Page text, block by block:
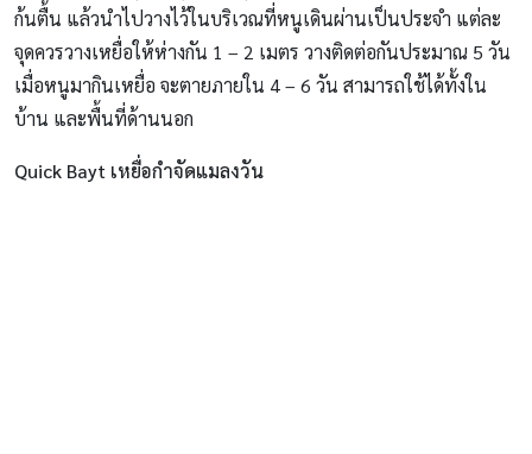
ก้นตื้น แล้วนำไปวางไว้ในบริเวณที่หนูเดินผ่านเป็นประจำ แต่ละ
จุดควรวางเหยื่อให้ห่างกัน 1 – 2 เมตร วางติดต่อกันประมาณ 5 วัน
เมื่อหนูมากินเหยื่อ จะตายภายใน 4 – 6 วัน สามารถใช้ได้ทั้งใน
บ้าน และพื้นที่ด้านนอก
Quick Bayt เหยื่อกำจัดแมลงวัน